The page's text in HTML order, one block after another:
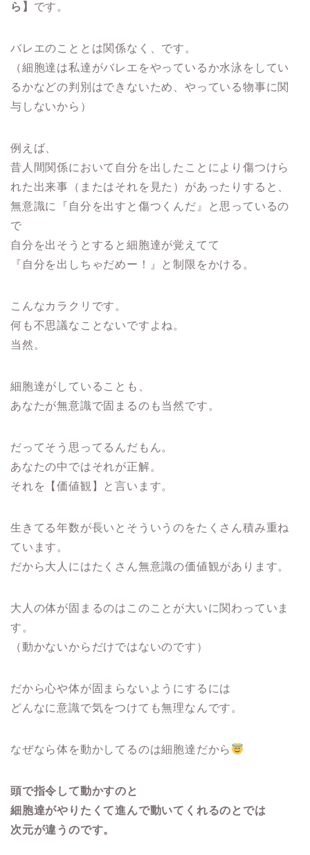
ら】 です。
バレエのこととは関係なく、です。
（細胞達は私達がバレエをやっているか水泳をしてい
るかなどの判別はできないため、やっている物事に関
与しないから）
例えば、
昔人間関係において自分を出したことにより傷つけら
れた出来事（またはそれを見た）があったりすると、
無意識に『自分を出すと傷つくんだ』と思っているの
で
自分を出そうとすると細胞達が覚えてて
『自分を出しちゃだめー！』と制限をかける。
こんなカラクリです。
何も不思議なことないですよね。
当然。
細胞達がしていることも、
あなたが無意識で固まるのも当然です。
だってそう思ってるんだもん。
あなたの中ではそれが正解。
それを【価値観】と言います。
生きてる年数が長いとそういうのをたくさん積み重ね
ています。
だから大人にはたくさん無意識の価値観があります。
大人の体が固まるのはこのことが大いに関わっていま
す。
（動かないからだけではないのです）
だから心や体が固まらないようにするには
どんなに意識で気をつけても無理なんです。
なぜなら体を動かしてるのは細胞達だから
頭で指令して動かすのと
細胞達がやりたくて進んで動いてくれるのとでは
次元が違うのです。